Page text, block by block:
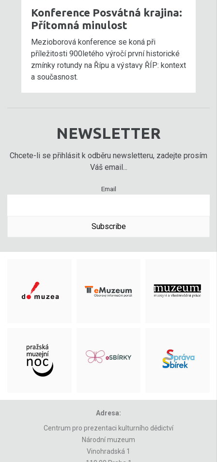
Konference Posvátná krajina:
Přítomná minulost
Mezioborová konference se koná při
příležitosti 900letého výročí první historické
zmínky rotundy na Řípu a výstavy ŘÍP: kontext
a současnost.
NEWSLETTER
Chcete-li se přihlásit k odběru newsletteru, zadejte prosím
Váš email...
Email
Subscribe
Adresa:
Centrum pro prezentaci kulturního dědictví
Národní muzeum
Vinohradská 1